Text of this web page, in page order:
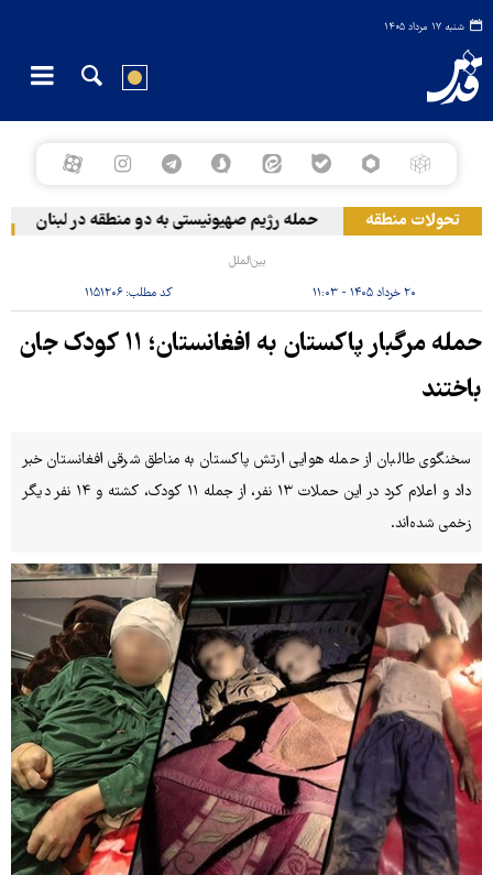
شنبه ۱۷ مرداد ۱۴۰۵
تحولات منطقه حمله رژیم صهیونیستی به دو منطقه در لبنان
بین‌الملل
۲۰ خرداد ۱۴۰۵ - ۱۱:۰۳ کد مطلب: ۱۱۵۱۲۰۶
حمله مرگبار پاکستان به افغانستان؛ ۱۱ کودک جان
باختند
سخنگوی طالبان از حمله هوایی ارتش پاکستان به مناطق شرقی افغانستان خبر
داد و اعلام کرد در این حملات ۱۳ نفر، از جمله ۱۱ کودک، کشته و ۱۴ نفر دیگر
زخمی شده‌اند.